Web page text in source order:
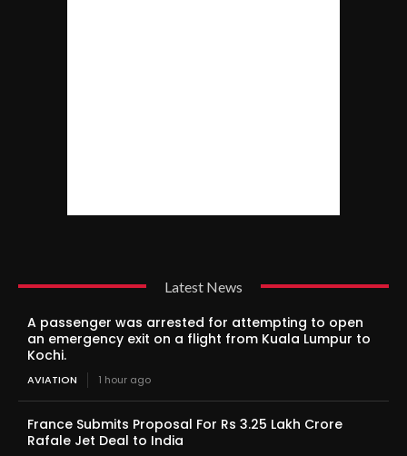
Latest News
A passenger was arrested for attempting to open
an emergency exit on a flight from Kuala Lumpur to
Kochi.
AVIATION 1 hour ago
France Submits Proposal For Rs 3.25 Lakh Crore
Rafale Jet Deal to India